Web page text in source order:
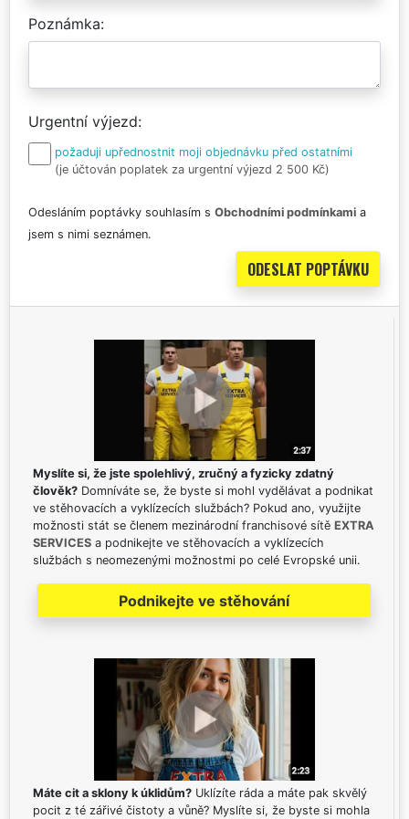
Poznámka
Urgentní výjezd
požaduji upřednostnit moji objednávku před ostatními
(je účtován poplatek za urgentní výjezd 2 500 Kč)
Odesláním poptávky souhlasím s Obchodními podmínkami a
jsem s nimi seznámen.
Myslíte si, že jste spolehlivý, zručný a fyzicky zdatný
člověk? Domníváte se, že byste si mohl vydělávat a podnikat
ve stěhovacích a vyklízecích službách? Pokud ano, využijte
možnosti stát se členem mezinárodní franchisové sítě EXTRA
SERVICES a podnikejte ve stěhovacích a vyklízecích
službách s neomezenými možnostmi po celé Evropské unii.
Podnikejte ve stěhování
Máte cit a sklony k úklidům? Uklízíte ráda a máte pak skvělý
pocit z té zářivé čistoty a vůně? Myslíte si, že byste si mohla